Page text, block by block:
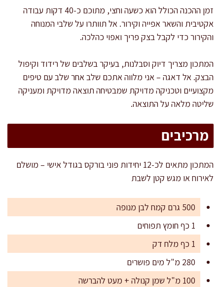
זמן ההכנה הכולל הוא כשעה וחצי, מתוכם כ-40 דקות עבודה
אקטיבית והשאר אפייה וקירור. אל תוותרו על שלבי המנוחה
והקירור כדי לקבל בצק פריך ואפוי כהלכה.
המתכון מצריך דיוק וסבלנות, בעיקר בשלבים של רידוד וקיפול
הבצק. אל דאגה – אני מלווה אתכם שלב אחר שלב עם טיפים
מקצועיים וטכניקה מדויקת שמבטיחה תוצאה מדויקת ומעניקה
שליטה מלאה על התוצאה.
מרכיבים
המתכון מתאים לכ-12 יחידות פוני בורקס בגודל אישי – מושלם
לאירוח או מגש קטן לשבת
500 גרם קמח לבן מנופה
1 כף חומץ תפוחים
1 כף מלח דק
280 מ"ל מים פושרים
100 מ"ל שמן קנולה + מעט להברשה